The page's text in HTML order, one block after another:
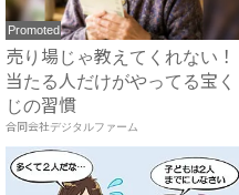
Promoted
売り場じゃ教えてくれない！
当たる人だけがやってる宝く
じの習慣
合同会社デジタルファーム